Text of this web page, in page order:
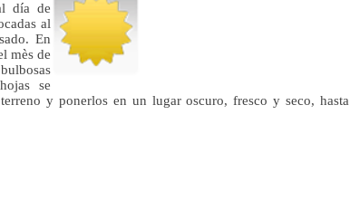
día de
al
En
mès de
se
y ponerlos en un lugar oscuro, fresco y seco,